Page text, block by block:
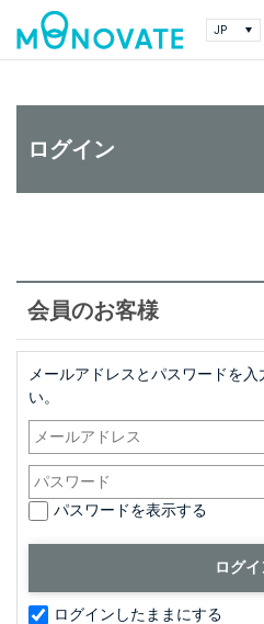
ログイン
会員のお客様
メールアドレスとパスワードを
い。
パスワードを表示する
ログインしたままにする